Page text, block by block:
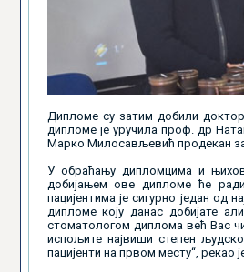
Дипломе су затим добили
дипломе је уручила проф. др
Марко Милосављевић продекан
У обраћању дипломцима и
добијањем ове дипломе ће
пацијентима је сигурно један
дипломе коју данас добијате
стоматологом диплома већ Вас
испољите највиши степен
пацијенти на првом месту“, рекао